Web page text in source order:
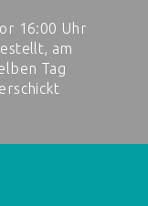
16:00 Uhr
am
Tag